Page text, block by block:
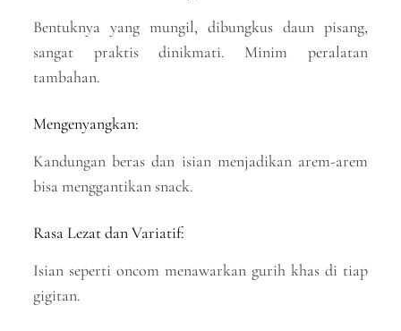
Bentuknya yang mungil, dibungkus daun pisang,
sangat praktis dinikmati. Minim peralatan
tambahan.
Mengenyangkan:
Kandungan beras dan isian menjadikan arem-arem
bisa menggantikan snack.
Rasa Lezat dan Variatif:
Isian seperti oncom menawarkan gurih khas di tiap
gigitan.